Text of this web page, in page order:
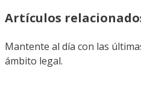
Artículos
Mantente al día con las
ámbito legal.